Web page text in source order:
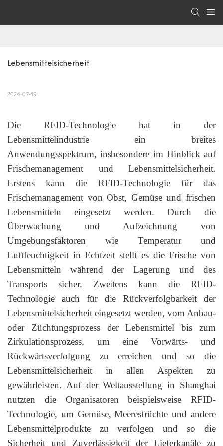
Lebensmittelsicherheit
2024-07-19
Die RFID-Technologie hat in der
Lebensmittelindustrie ein breites
Anwendungsspektrum, insbesondere im Hinblick auf
Frischemanagement und Lebensmittelsicherheit.
Erstens kann die RFID-Technologie für das
Frischemanagement von Obst, Gemüse und frischen
Lebensmitteln eingesetzt werden. Durch die
Überwachung und Aufzeichnung von
Umgebungsfaktoren wie Temperatur und
Luftfeuchtigkeit in Echtzeit stellt es die Frische von
Lebensmitteln während der Lagerung und des
Transports sicher. Zweitens kann die RFID-
Technologie auch für die Rückverfolgbarkeit der
Lebensmittelsicherheit eingesetzt werden, vom Anbau-
oder Züchtungsprozess der Lebensmittel bis zum
Zirkulationsprozess, um eine Vorwärts- und
Rückwärtsverfolgung zu erreichen und so die
Lebensmittelsicherheit in allen Aspekten zu
gewährleisten. Auf der Weltausstellung in Shanghai
nutzten die Organisatoren beispielsweise RFID-
Technologie, um Gemüse, Meeresfrüchte und andere
Lebensmittelprodukte zu verfolgen und so die
Sicherheit und Zuverlässigkeit der Lieferkanäle zu